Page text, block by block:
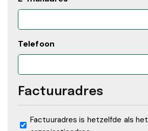
Telefoon
Factuuradres
Factuuradres is hetzelfde als het